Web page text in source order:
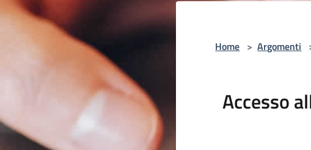
Home > Argomenti
Accesso